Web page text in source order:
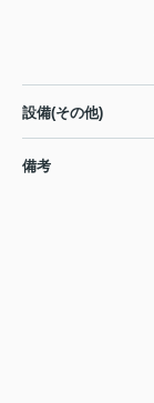
設備(その他)
備考